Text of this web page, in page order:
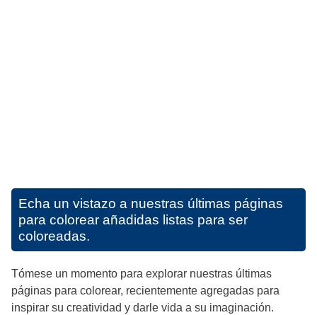
Echa un vistazo a nuestras últimas páginas
para colorear añadidas listas para ser
coloreadas.
Tómese un momento para explorar nuestras últimas
páginas para colorear, recientemente agregadas para
inspirar su creatividad y darle vida a su imaginación.